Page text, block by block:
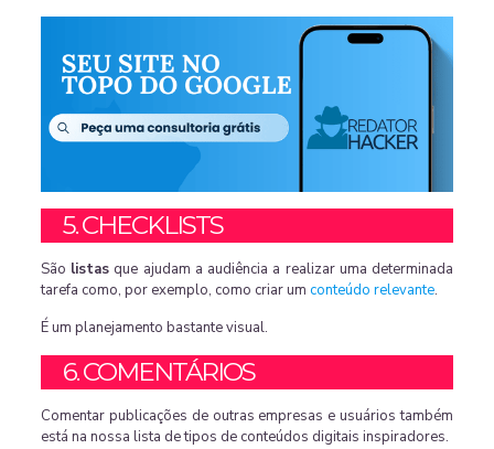
5. CHECKLISTS
São listas que ajudam a audiência a realizar uma determinada
tarefa como, por exemplo, como criar um conteúdo relevante.
É um planejamento bastante visual.
6. COMENTÁRIOS
Comentar publicações de outras empresas e usuários também
está na nossa lista de tipos de conteúdos digitais inspiradores.